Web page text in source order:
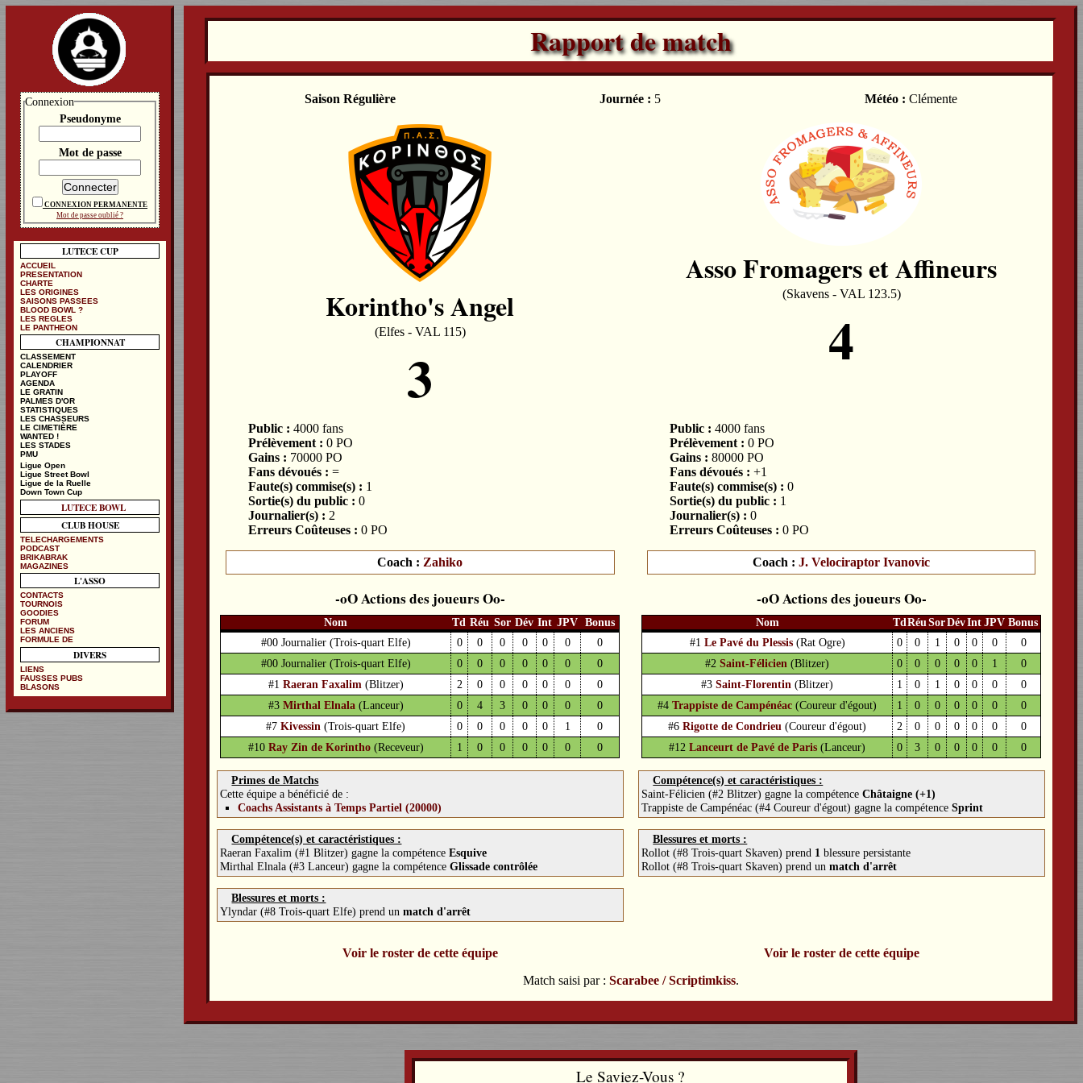
Rapport de match
Saison Régulière Journée : 5 Météo : Clémente
Korintho's Angel
(Elfes - VAL 115)
3
Asso Fromagers et Affineurs
(Skavens - VAL 123.5)
4
Public : 4000 fans
Prélèvement : 0 PO
Gains : 70000 PO
Fans dévoués : =
Faute(s) commise(s) : 1
Sortie(s) du public : 0
Journalier(s) : 2
Erreurs Coûteuses : 0 PO
Coach : Zahiko
Public : 4000 fans
Prélèvement : 0 PO
Gains : 80000 PO
Fans dévoués : +1
Faute(s) commise(s) : 0
Sortie(s) du public : 1
Journalier(s) : 0
Erreurs Coûteuses : 0 PO
Coach : J. Velociraptor Ivanovic
Actions des joueurs
Nom Td Réu Sor Dév Int JPV Bonus
#00 Journalier (Trois-quart Elfe) 0 0 0 0 0 0
0
#00 Journalier (Trois-quart Elfe) 0 0 0 0 0 0
0
#1 Raeran Faxalim (Blitzer) 2 0 0 0 0 0
0
#3 Mirthal Elnala (Lanceur) 0 4 3 0 0 0
0
#7Kivessin (Trois-quart Elfe) 0 0 0 0 0 1
0
#10 Ray Zin de Korintho (Receveur) 1 0 0 0 0 0 0
Primes de Matchs
Cette équipe a bénéficié de :
Coachs Assistants à Temps Partiel (20000)
Compétence(s) et caractéristiques :
Raeran Faxalim (#1 Blitzer) gagne la compétenceEsquive
Mirthal Elnala (#3 Lanceur) gagne la compétenceGlissade contrôlée
Blessures et morts :
Ylyndar (#8 Trois-quart Elfe) prend unmatch d'arrêt
Actions des joueurs
Nom TdRéuSorDévIntJPV Bonus
#1 Le Pavé du Plessis (Rat Ogre) 0 0 1 0 0 0
0
#2Saint-Félicien (Blitzer) 0 0 0 0 0 1
0
#3Saint-Florentin (Blitzer) 1 0 1 0 0 0
0
#4Trappiste de Campénéac (Coureur d'égout) 1 0 0 0 0 0
0
#6Rigotte de Condrieu (Coureur d'égout) 2 0 0 0 0 0
0
#12Lanceurt de Pavé de Paris (Lanceur) 0 3 0 0 0 0 0
Compétence(s) et caractéristiques :
Saint-Félicien (#2 Blitzer) gagne la compétence Châtaigne (+1)
Trappiste de Campénéac (#4 Coureur d'égout) gagne la compétence Sprint
Blessures et morts :
Rollot (#8 Trois-quart Skaven) prend 1 blessure persistante
Rollot (#8 Trois-quart Skaven) prend un match d'arrêt
Voir le roster de cette équipe
Voir le roster de cette équipe
Match saisi par : Scarabee / Scriptimkiss.
Le Saviez-Vous ?
Connexion
Pseudonyme
Mot de passe
CONNEXION PERMANENTE
Mot de passe oublié ?
LUTECE CUP
ACCUEIL
PRESENTATION
CHARTE
LES ORIGINES
SAISONS PASSEES
BLOOD BOWL ?
LES REGLES
LE PANTHEON
CHAMPIONNAT
CLASSEMENT
CALENDRIER
PLAYOFF
AGENDA
LE GRATIN
PALMES D'OR
STATISTIQUES
LES CHASSEURS
LE CIMETIÈRE
WANTED !
LES STADES
PMU
Ligue Open
Ligue Street Bowl
Ligue de la Ruelle
Down Town Cup
LUTECE BOWL
CLUB HOUSE
TELECHARGEMENTS
PODCAST
BRIKABRAK
MAGAZINES
L'ASSO
CONTACTS
TOURNOIS
GOODIES
FORUM
LES ANCIENS
FORMULE DE
DIVERS
LIENS
FAUSSES PUBS
BLASONS